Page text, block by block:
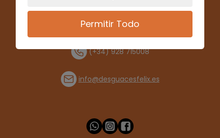
(+34) 928 715008
info@desguacesfelix.es
Permitir Todo